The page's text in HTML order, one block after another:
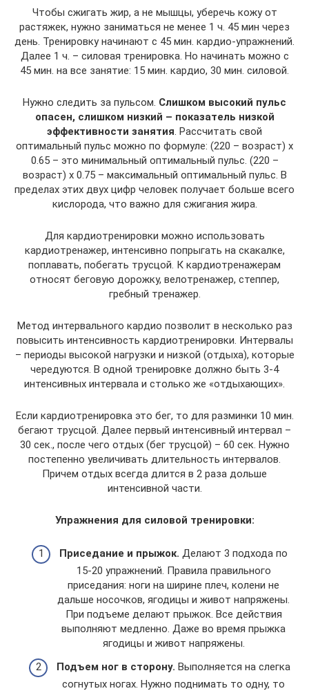
Чтобы сжигать жир, а не мышцы, уберечь кожу от
растяжек, нужно заниматься не менее 1 ч. 45 мин через
день. Тренировку начинают с 45 мин. кардио-упражнений.
Далее 1 ч. – силовая тренировка. Но начинать можно с
45 мин. на все занятие: 15 мин. кардио, 30 мин. силовой.
Нужно следить за пульсом. Слишком высокий пульс
опасен, слишком низкий – показатель низкой
эффективности занятия. Рассчитать свой
оптимальный пульс можно по формуле: (220 – возраст) х
0.65 – это минимальный оптимальный пульс. (220 –
возраст) х 0.75 – максимальный оптимальный пульс. В
пределах этих двух цифр человек получает больше всего
кислорода, что важно для сжигания жира.
Для кардиотренировки можно использовать
кардиотренажер, интенсивно попрыгать на скакалке,
поплавать, побегать трусцой. К кардиотренажерам
относят беговую дорожку, велотренажер, степпер,
гребный тренажер.
Метод интервального кардио позволит в несколько раз
повысить интенсивность кардиотренировки. Интервалы
– периоды высокой нагрузки и низкой (отдыха), которые
чередуются. В одной тренировке должно быть 3-4
интенсивных интервала и столько же «отдыхающих».
Если кардиотренировка это бег, то для разминки 10 мин.
бегают трусцой. Далее первый интенсивный интервал –
30 сек., после чего отдых (бег трусцой) – 60 сек. Нужно
постепенно увеличивать длительность интервалов.
Причем отдых всегда длится в 2 раза дольше
интенсивной части.
Упражнения для силовой тренировки:
Приседание и прыжок. Делают 3 подхода по
15-20 упражнений. Правила правильного
приседания: ноги на ширине плеч, колени не
дальше носочков, ягодицы и живот напряжены.
При подъеме делают прыжок. Все действия
выполняют медленно. Даже во время прыжка
ягодицы и живот напряжены.
Подъем ног в сторону. Выполняется на слегка
согнутых ногах. Нужно поднимать то одну, то